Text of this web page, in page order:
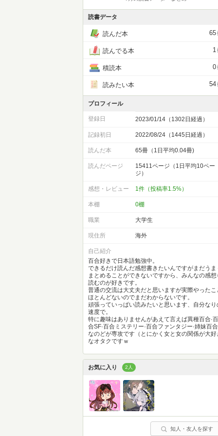
読書データ
読んだ本 65
読んでる本 1
積読本 0
読みたい本 54
プロフィール
登録日 2023/01/14（1302日経過）
記録初日 2022/08/24（1445日経過）
読んだ本 65冊（1日平均0.04冊)
読んだページ
15411ページ（1日平均10ペー
ジ）
感想・レビュー 1件（投稿率1.5%）
本棚 0棚
職業 大学生
現住所 海外
自己紹介
百合好きで日本語勉強中。
できるだけ読んだ感想書きたいんですがまだうま
まとめることができないですから、みんなの感想
読むのが好きです。
普通の交流は大丈夫だと思いますが実際やったこ
ほとんどないのでまだわからないです。
頑張っていっぱい読みたいと思います、自分なり
速度で。
特に趣味はありませんがあえて言えば異種百合·百
合SF·百合ミステリー·百合ファンタジー·姉妹百合
なのどが専攻です（とにかく女と女の関係が大好
なオタクですｗ
お気に入り 2人
知人・友人を探す